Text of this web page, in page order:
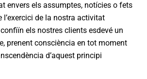
envers els assumptes, notícies o fets
l’exercici de la nostra activitat
els nostres clients esdevé un
prenent consciència en tot moment
d’aquest principi